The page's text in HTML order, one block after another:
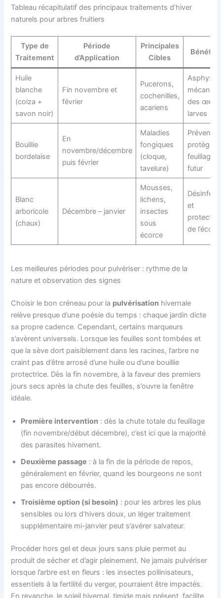
Tableau récapitulatif des principaux traitements d’hiver
naturels pour arbres fruitiers
Type de
Traitement
Période
d’Application
Principales
Cibles
Huile
blanche
(colza +
savon noir)
Fin novembre et
février
Pucerons,
cochenilles,
acariens
Asphyxie
des œufs
larves
Bouillie
bordelaise
En
novembre/décembre
puis février
Maladies
fongiques
(cloque,
tavelure)
Préventif,
protège le
feuillage
futur
Blanc
arboricole
(chaux)
Décembre – janvier
Mousses,
lichens,
insectes
sous
écorce
et
de
Les meilleures périodes pour pulvériser : rythme de la
nature et observation des signes
Choisir le bon créneau pour la pulvérisation hivernale
relève presque d’une poésie du temps : chaque jardin dicte
sa propre cadence. Cependant, certains marqueurs
s’avèrent universels. Lorsque les feuilles sont tombées et
que la sève dort paisiblement dans les racines, l’arbre ne
craint pas d’être arrosé d’une huile ou d’une bouillie
protectrice. Dès la fin novembre, à la faveur des premiers
jours secs après la chute des feuilles, s’ouvre la fenêtre
idéale.
Première intervention : dès la chute totale du feuillage
(fin novembre/début décembre), c’est ici que la majorité
des parasites hivernent.
Deuxième passage : à la fin de la période de repos,
généralement en février, quand les bourgeons ne sont
pas encore débourrés.
Troisième option (si besoin) : pour les arbres les plus
sensibles ou lors d’hivers doux, un léger traitement
supplémentaire mi-janvier peut s’avérer salvateur.
Procéder hors gel et deux jours sans pluie permet au
produit de sécher et d’agir pleinement. Ne jamais pulvériser
lorsque l’arbre est en fleurs : les insectes pollinisateurs,
essentiels à la fertilité du verger, pourraient être impactés.
En revanche, le soleil hivernal, timide mais présent, facilite